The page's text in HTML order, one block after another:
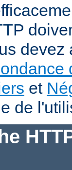
devez
et
de